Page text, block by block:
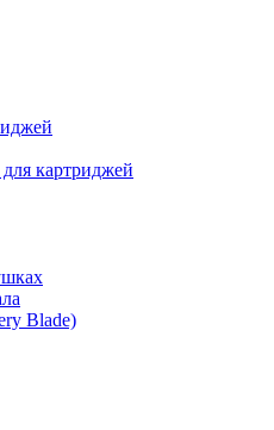
картриджей
Blade)